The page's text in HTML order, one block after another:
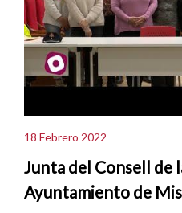
18 Febrero 2022
Junta del Consell de
Ayuntamiento de